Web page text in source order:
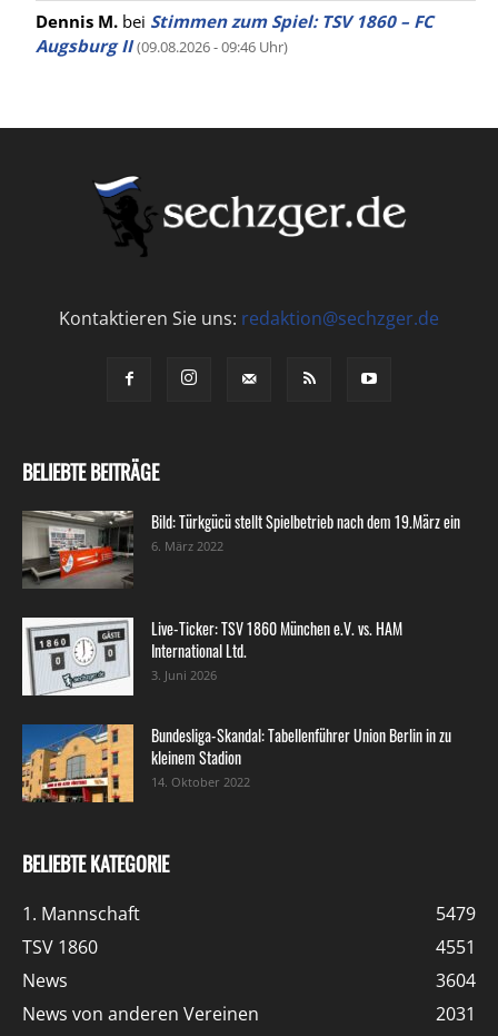
Dennis M. bei Stimmen zum Spiel: TSV 1860 – FC
Augsburg II (09.08.2026 - 09:46 Uhr)
Kontaktieren Sie uns: redaktion@sechzger.de
BELIEBTE BEITRÄGE
Bild: Türkgücü stellt Spielbetrieb nach dem 19.März ein
6. März 2022
Live-Ticker: TSV 1860 München e.V. vs. HAM
International Ltd.
3. Juni 2026
Bundesliga-Skandal: Tabellenführer Union Berlin in zu
kleinem Stadion
14. Oktober 2022
BELIEBTE KATEGORIE
1. Mannschaft
5479
TSV 1860
4551
News
3604
News von anderen Vereinen
2031